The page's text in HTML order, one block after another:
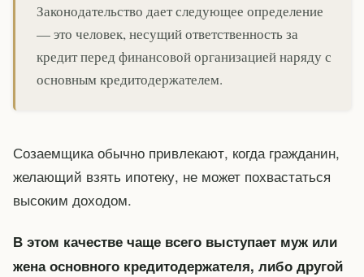
Законодательство дает следующее определение
— это человек, несущий ответственность за
кредит перед финансовой организацией наряду с
основным кредитодержателем.
Созаемщика обычно привлекают, когда гражданин,
желающий взять ипотеку, не может похвастаться
высоким доходом.
В этом качестве чаще всего выступает муж или
жена основного кредитодержателя, либо другой